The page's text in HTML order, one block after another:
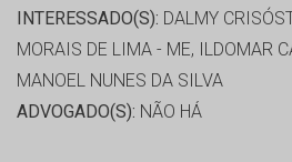
INTERESSADO(S): DALMY
MORAIS DE LIMA - ME, ILDOMAR
MANOEL NUNES DA SILVA
ADVOGADO(S): NÃO HÁ